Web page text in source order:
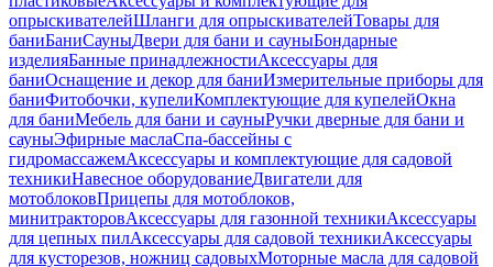
опрыскивателейШланги для опрыскивателейТовары для
баниБаниСауныДвери для бани и сауныБондарные
изделияБанные принадлежностиАксессуары для
баниОснащение и декор для баниИзмерительные приборы для
баниФитобочки, купелиКомплектующие для купелейОкна
для баниМебель для бани и сауныРучки дверные для бани и
сауныЭфирные маслаСпа-бассейны с
гидромассажемАксессуары и комплектующие для садовой
техникиНавесное оборудованиеДвигатели для
мотоблоковПрицепы для мотоблоков,
минитракторовАксессуары для газонной техникиАксессуары
для цепных пилАксессуары для садовой техникиАксессуары
для кусторезов, ножниц садовыхМоторные масла для садовой